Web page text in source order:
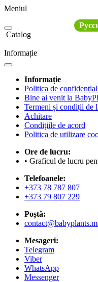
Meniul
Catalog
Informație
Informație
Politica de
Bine ai venit la
Termeni și condiții de
Achitare
Condițiile de acord
Politica de utilizare
Ore de lucru:
• Graficul de lucru
Telefoanele:
+373 78 787 807
+373 79 807 229
Poștă:
Mesageri:
Telegram
Viber
WhatsApp
Messenger